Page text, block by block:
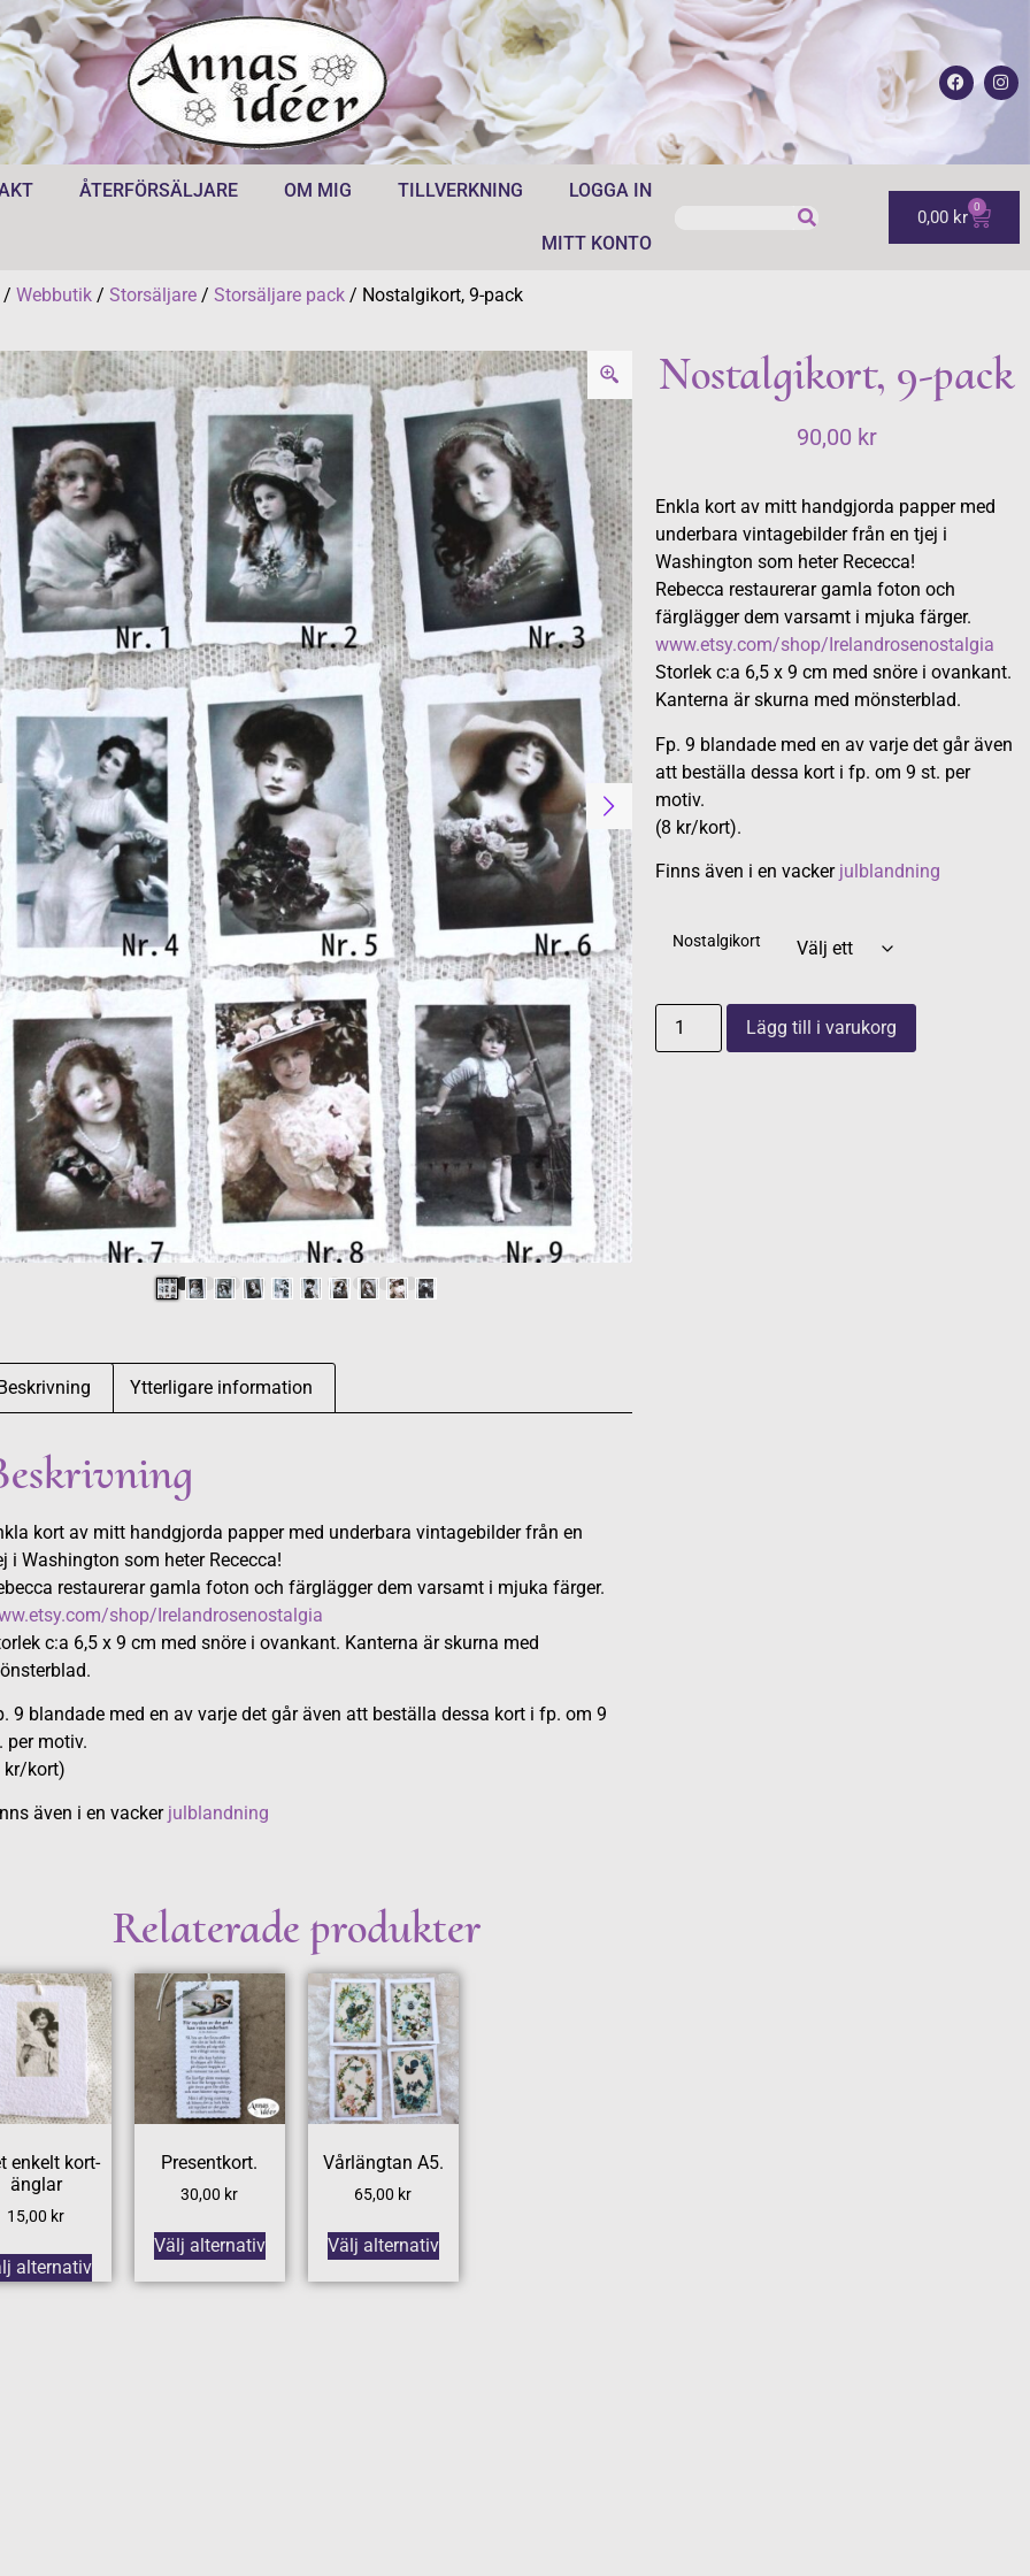
ÅTERFÖRSÄLJARE OM MIG TILLVERKNING LOGGA IN
MITT KONTO
0,00 kr 0
Webbutik/ Storsäljare/ Storsäljare pack/ Nostalgikort, 9-pack
Ytterligare information
kort av mitt handgjorda papper med underbara vintagebilder från en
i Washington som heter Rececca!
restaurerar gamla foton och färglägger dem varsamt i mjuka färger.
shop/Irelandrosenostalgia
c:a 6,5 x 9 cm med snöre i ovankant. Kanterna är skurna med
9 blandade med en av varje det går även att beställa dessa kort i fp. om 9
per motiv.
kr/kort)
även i en vacker julblandning
Relaterade produkter
enkelt kort-
änglar
15,00 kr
alternativ
Presentkort.
30,00 kr
Välj alternativ
Vårlängtan A5.
65,00 kr
Välj alternativ
Nostalgikort, 9-pack
90,00 kr
Enkla kort av mitt handgjorda papper med
underbara vintagebilder från en tjej i
Washington som heter Rececca!
Rebecca restaurerar gamla foton och
färglägger dem varsamt i mjuka färger.
www.etsy.com/shop/Irelandrosenostalgia
Storlek c:a 6,5 x 9 cm med snöre i ovankant.
Kanterna är skurna med mönsterblad.
Fp. 9 blandade med en av varje det går även
att beställa dessa kort i fp. om 9 st. per
motiv.
(8 kr/kort).
Finns även i en vacker julblandning
Nostalgikort
Lägg till i varukorg